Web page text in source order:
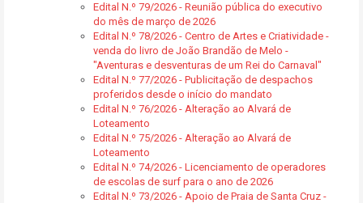
Edital N.º 79/2026 - Reunião pública do executivo
do mês de março de 2026
Edital N.º 78/2026 - Centro de Artes e Criatividade -
venda do livro de João Brandão de Melo -
"Aventuras e desventuras de um Rei do Carnaval"
Edital N.º 77/2026 - Publicitação de despachos
proferidos desde o início do mandato
Edital N.º 76/2026 - Alteração ao Alvará de
Loteamento
Edital N.º 75/2026 - Alteração ao Alvará de
Loteamento
Edital N.º 74/2026 - Licenciamento de operadores
de escolas de surf para o ano de 2026
Edital N.º 73/2026 - Apoio de Praia de Santa Cruz -